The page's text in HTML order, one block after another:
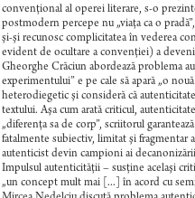
convenţional al operei literare, s-o
postmodern percepe nu „viaţa ca o
şi-şi recunosc complicitatea în vederea
evident de ocultare a convenţiei) a
Gheorghe Crăciun abordează problema
experimentului” e pe cale să apară „o
heterodiegetic şi consideră că
textului. Aşa cum arată criticul,
„diferenţa sa de corp”, scriitorul
fatalmente subiectiv, limitat şi fragmentar
autenticist devin campioni ai
Impulsul autenticităţii – susţine acelaşi
„un concept mult mai [...] în acord cu